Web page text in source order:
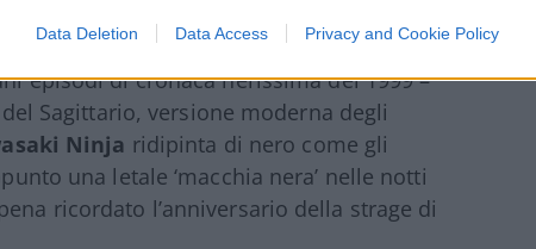
Data Deletion Data Access Privacy and Cookie Policy
recente di
e del successivo omicidio del cronista
episodi di cronaca nerissima del 1999 –
Sagittario, versione moderna degli
Ninja ridipinta di nero come gli
una letale ‘macchia nera’ nelle notti
ricordato l’anniversario della strage di